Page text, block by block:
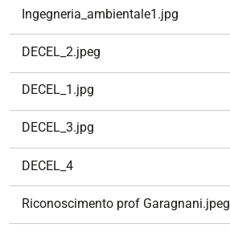
Ingegneria_ambientale1.jpg
DECEL_2.jpeg
DECEL_1.jpg
DECEL_3.jpg
DECEL_4
Riconoscimento prof Garagnani.jpeg